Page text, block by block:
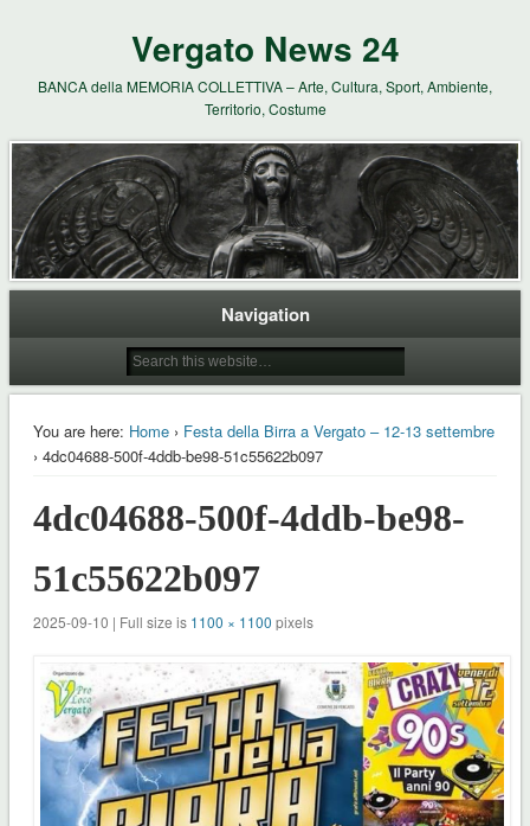
Vergato News 24
BANCA della MEMORIA COLLETTIVA – Arte, Cultura, Sport, Ambiente,
Territorio, Costume
Navigation
You are here: Home› Festa della Birra a Vergato – 12-13 settembre
› 4dc04688-500f-4ddb-be98-51c55622b097
4dc04688-500f-4ddb-be98-
51c55622b097
2025-09-10 | Full size is 1100 × 1100 pixels